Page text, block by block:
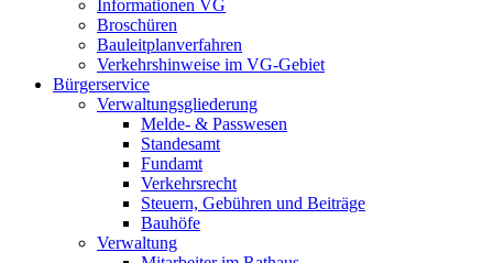
Informationen VG
Broschüren
Bauleitplanverfahren
Verkehrshinweise im VG-Gebiet
Bürgerservice
Verwaltungsgliederung
Melde- & Passwesen
Standesamt
Fundamt
Verkehrsrecht
Steuern, Gebühren und Beiträge
Bauhöfe
Verwaltung